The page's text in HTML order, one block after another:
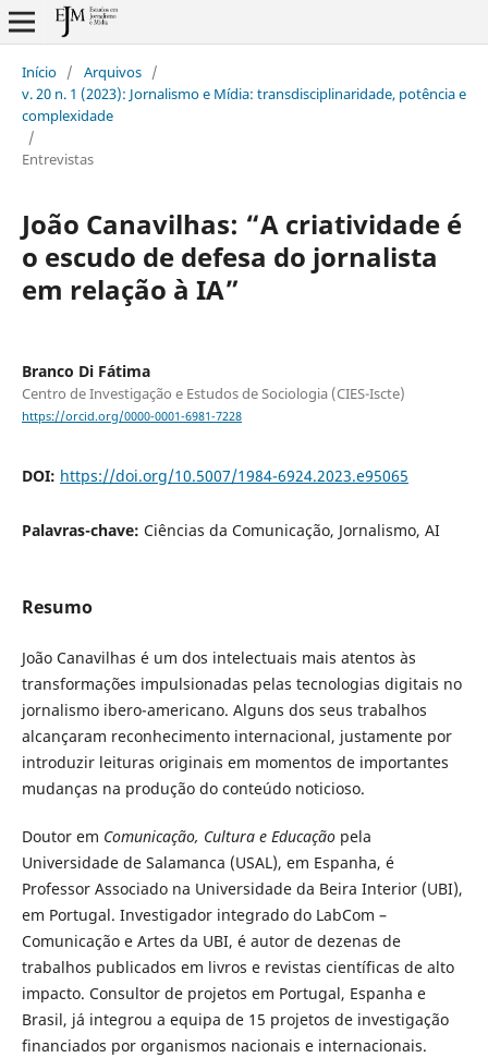
Início / Arquivos /
v. 20 n. 1 (2023): Jornalismo e Mídia: transdisciplinaridade, potência e
complexidade
/
Entrevistas
João Canavilhas: “A criatividade é
o escudo de defesa do jornalista
em relação à IA”
Branco Di Fátima
Centro de Investigação e Estudos de Sociologia (CIES-Iscte)
https://orcid.org/0000-0001-6981-7228
DOI: https://doi.org/10.5007/1984-6924.2023.e95065
Palavras-chave: Ciências da Comunicação, Jornalismo, AI
Resumo
João Canavilhas é um dos intelectuais mais atentos às
transformações impulsionadas pelas tecnologias digitais no
jornalismo ibero-americano. Alguns dos seus trabalhos
alcançaram reconhecimento internacional, justamente por
introduzir leituras originais em momentos de importantes
mudanças na produção do conteúdo noticioso.
Doutor em Comunicação, Cultura e Educaçãopela
Universidade de Salamanca (USAL), em Espanha, é
Professor Associado na Universidade da Beira Interior (UBI),
em Portugal. Investigador integrado do LabCom –
Comunicação e Artes da UBI, é autor de dezenas de
trabalhos publicados em livros e revistas científicas de alto
impacto. Consultor de projetos em Portugal, Espanha e
Brasil, já integrou a equipa de 15 projetos de investigação
financiados por organismos nacionais e internacionais.